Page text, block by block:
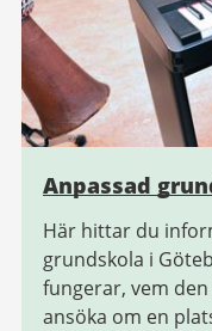
Anpassad
Här hittar du
grundskola i
fungerar, vem
ansöka om en